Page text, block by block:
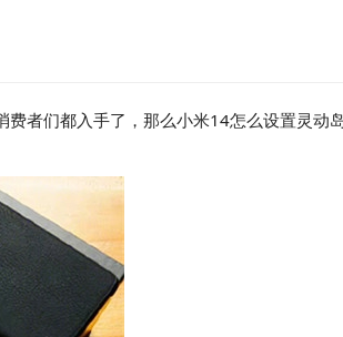
者们都入手了，那么小米14怎么设置灵动